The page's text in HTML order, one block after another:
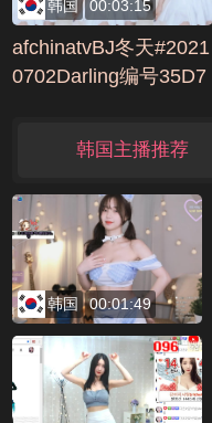
韩国 00:03:15
afchinatvBJ冬天#2021
0702Darling编号35D7
韩国主播推荐
韩国 00:01:49